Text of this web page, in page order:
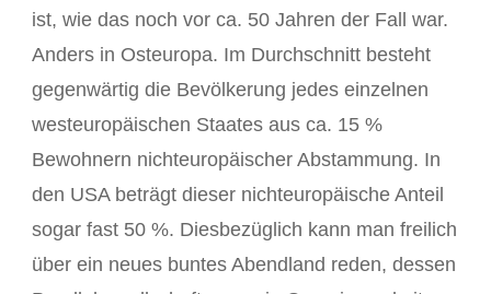
ist, wie das noch vor ca. 50 Jahren der Fall war.
Anders in Osteuropa. Im Durchschnitt besteht
gegenwärtig die Bevölkerung jedes einzelnen
westeuropäischen Staates aus ca. 15 %
Bewohnern nichteuropäischer Abstammung. In
den USA beträgt dieser nichteuropäische Anteil
sogar fast 50 %. Diesbezüglich kann man freilich
über ein neues buntes Abendland reden, dessen